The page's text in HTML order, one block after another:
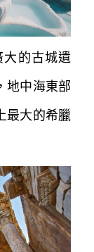
的古城遺
地中海東部
最大的希臘